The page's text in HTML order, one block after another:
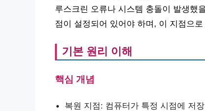
루스크린 오류나 시스템 충돌이 발생했
점이 설정되어 있어야 하며, 이 지점으
기본 원리 이해
핵심 개념
복원 지점: 컴퓨터가 특정 시점에 저